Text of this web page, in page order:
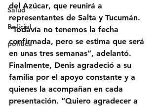
Salud
Policial
politica
del Azúcar, que reunirá a
representantes de Salta y Tucumán.
“Todavía no tenemos la fecha
confirmada, pero se estima que será
en unas tres semanas”, adelantó.
Finalmente, Denis agradeció a su
familia por el apoyo constante y a
quienes la acompañan en cada
presentación. “Quiero agradecer a